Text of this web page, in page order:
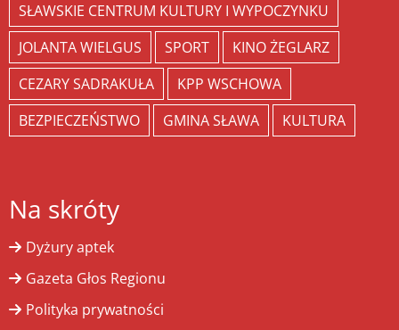
SŁAWSKIE CENTRUM KULTURY I WYPOCZYNKU
JOLANTA WIELGUS
SPORT
KINO ŻEGLARZ
CEZARY SADRAKUŁA
KPP WSCHOWA
BEZPIECZEŃSTWO
GMINA SŁAWA KULTURA
Na skróty
Dyżury aptek
Gazeta Głos Regionu
Polityka prywatności